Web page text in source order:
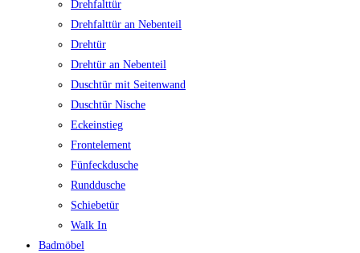
Drehfalttür
Drehfalttür an Nebenteil
Drehtür
Drehtür an Nebenteil
Duschtür mit Seitenwand
Duschtür Nische
Eckeinstieg
Frontelement
Fünfeckdusche
Runddusche
Schiebetür
Walk In
Badmöbel